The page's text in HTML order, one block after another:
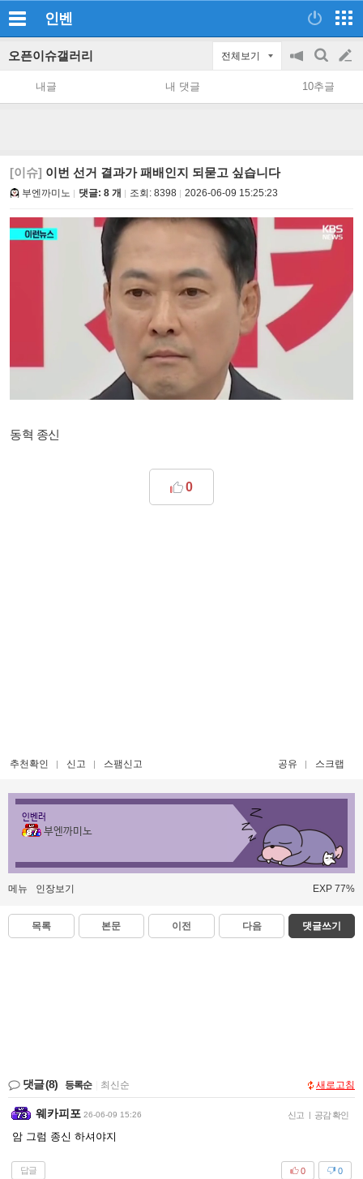
인벤
오픈이슈갤러리 전체보기
공
지
on/off
검
색
글
쓰
내글 내 댓글 10추글
[이슈] 이번 선거 결과가 패배인지 되묻고 싶습니다
부엔까미노 댓글: 8 개 조회: 8398 2026-06-09 15:25:23
동혁 종신
0
추천확인 신고 스팸신고 공유 스크랩
인벤러
부엔까미노
메뉴 인장보기 EXP 77%
목록 본문 이전 다음 댓글쓰기
댓글(8) 등록순 최신순 새로고침
웨카피포 26-06-09 15:26 신고 | 공감 확인
암 그럼 종신 하셔야지
답글 0
0